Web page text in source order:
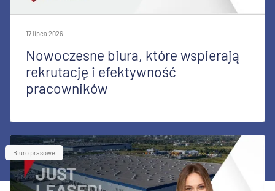
17 lipca 2026
Nowoczesne biura, które wspierają
rekrutację i efektywność
pracowników
Biuro prasowe